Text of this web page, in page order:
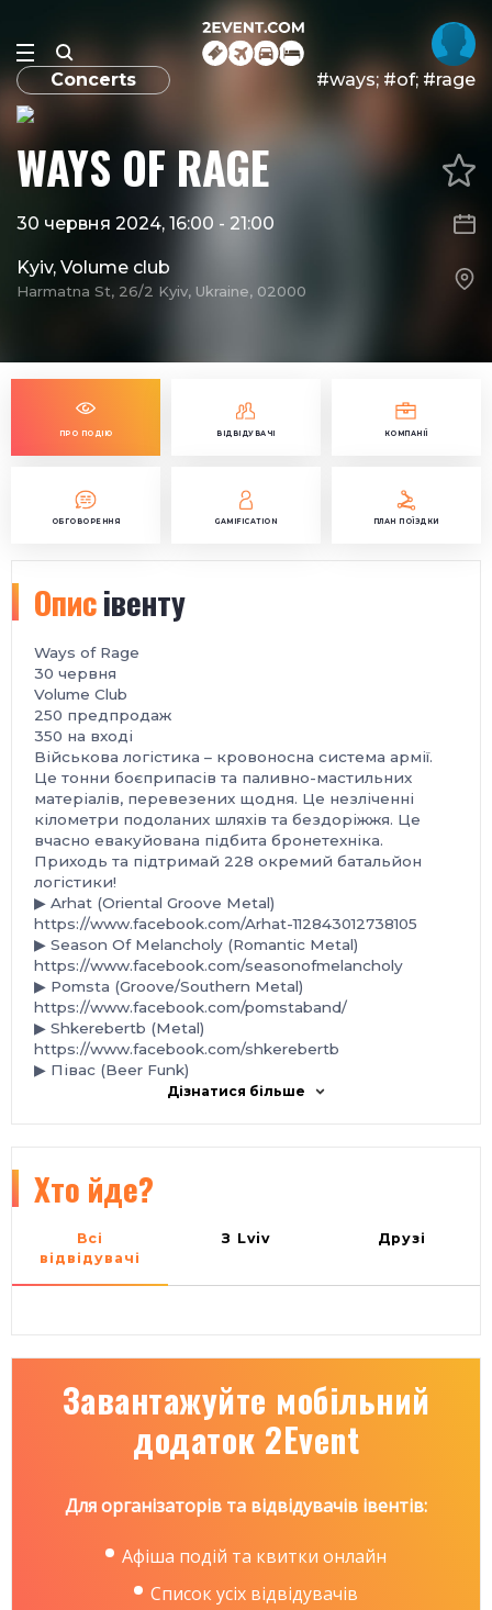
Concerts #ways; #of; #rage
WAYS OF RAGE
30 червня 2024, 16:00 - 21:00
Kyiv, Volume club
Harmatna St, 26/2 Kyiv, Ukraine, 02000
ПРО ПОДІЮ ВІДВІДУВАЧІ КОМПАНІЇ
ОБГОВОРЕННЯ GAMIFICATION ПЛАН ПОЇЗДКИ
Описівенту
Ways of Rage
30 червня
Volume Club
250 предпродаж
350 на вході
Військова логістика – кровоносна система армії.
Це тонни боєприпасів та паливно-мастильних
матеріалів, перевезених щодня. Це незліченні
кілометри подоланих шляхів та бездоріжжя. Це
вчасно евакуйована підбита бронетехніка.
Приходь та підтримай 228 окремий батальйон
логістики!
▶ Arhat (Oriental Groove Metal)
https://www.facebook.com/Arhat-112843012738105
▶ Season Of Melancholy (Romantic Metal)
https://www.facebook.com/seasonofmelancholy
▶ Pomsta (Groove/Southern Metal)
https://www.facebook.com/pomstaband/
▶ Shkerebertb (Metal)
https://www.facebook.com/shkerebertb
▶ Півас (Beer Funk)
https://www.instagram.com/pivas_ua/
Дізнатися більше
Хто йде?
Всі
відвідувачі
З Lviv Друзі
Завантажуйте мобільний
додаток 2Event
Для організаторів та відвідувачів івентів:
Афіша подій та квитки онлайн
Список усіх відвідувачів